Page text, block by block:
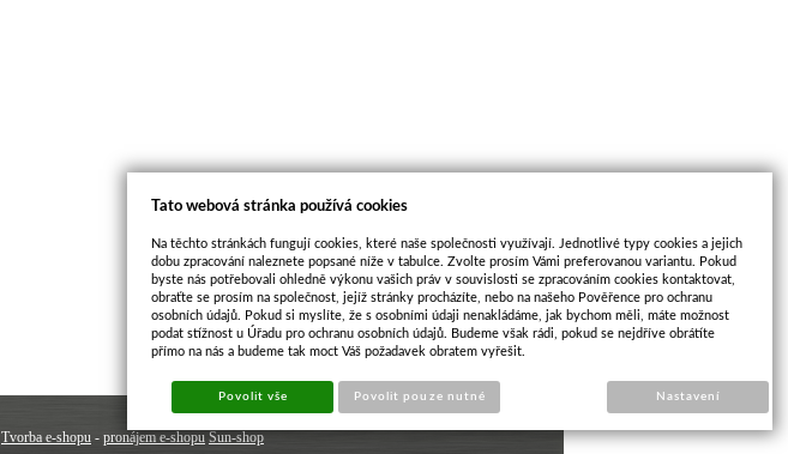
Tvorba e-shopu - pronájem e-shopu Sun-shop
Tato webová stránka používá cookies
Na těchto stránkách fungují cookies, které naše společnosti využívají. Jednotlivé typy cookies a jejich
dobu zpracování naleznete popsané níže v tabulce. Zvolte prosím Vámi preferovanou variantu. Pokud
byste nás potřebovali ohledně výkonu vašich práv v souvislosti se zpracováním cookies kontaktovat,
obraťte se prosím na společnost, jejíž stránky procházíte, nebo na našeho Pověřence pro ochranu
osobních údajů. Pokud si myslíte, že s osobními údaji nenakládáme, jak bychom měli, máte možnost
podat stížnost u Úřadu pro ochranu osobních údajů. Budeme však rádi, pokud se nejdříve obrátíte
přímo na nás a budeme tak moct Váš požadavek obratem vyřešit.
Povolit vše Povolit pouze nutné Nastavení